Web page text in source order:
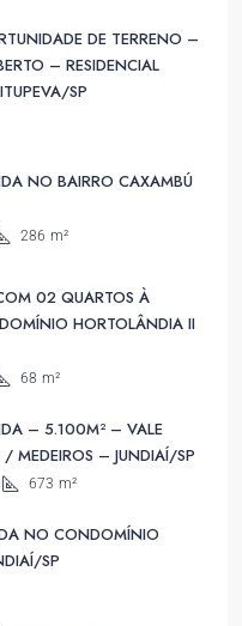
DE TERRENO –
– RESIDENCIAL
SP
NO BAIRRO CAXAMBÚ
286 m²
02 QUARTOS À
HORTOLÂNDIA II
68 m²
– 5.100M² – VALE
/ MEDEIROS – JUNDIAÍ/SP
673 m²
NO CONDOMÍNIO
SP